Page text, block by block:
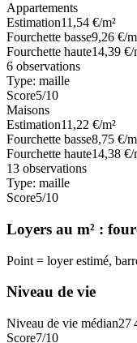
Appartements
Estimation11,54 €/m²
Fourchette basse9,26 €/
Fourchette haute14,39 €/
6 observations
Type: maille
Score5/10
Maisons
Estimation11,22 €/m²
Fourchette basse8,75 €/
Fourchette haute14,38 €/
13 observations
Type: maille
Score5/10
Loyers au m² :
Point = loyer estimé,
Niveau de vie
Niveau de vie médian27
Score7/10